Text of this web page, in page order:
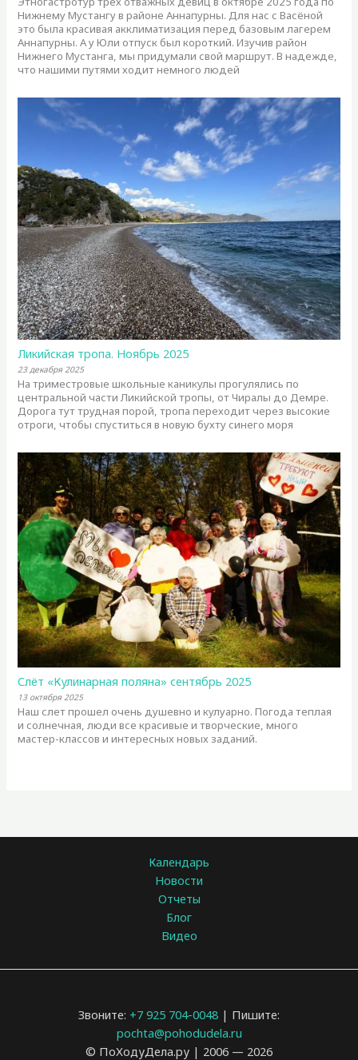
Нижнему Мустангу в районе Аннапурны. Для нас с Васёной
это была красивая акклиматизация перед базовым лагерем
Аннапурны. А у Юли отпуск был короткий. Изучив район
Нижнего Мустанга, мы придумали свой маршрут. В надежде,
что нашими путями ходит немного людей
Ликийская тропа. Ноябрь 2025
23 декабря 2025
На триместровые школьные каникулы прогулялись по
центральной части Ликийской тропы, от Чиралы до Демре.
Дорога тут трудная порой, тропа переходит через высокие
отроги, чтобы спуститься в новую бухту синего моря
Слёт «Кулинарная поляна» сентябрь 2025
13 октября 2025
Наш слет прошел очень душевно и кулуарно. Погода теплая
и солнечная, люди все красивые и творческие, много
мастер-классов и интересных новых заданий.
Календарь
Новости
Отчеты
Блог
Видео
Звоните: +7 925 704-0048 | Пишите:
pochta@pohodudela.ru
© ПоХодуДела.ру | 2006 — 2026